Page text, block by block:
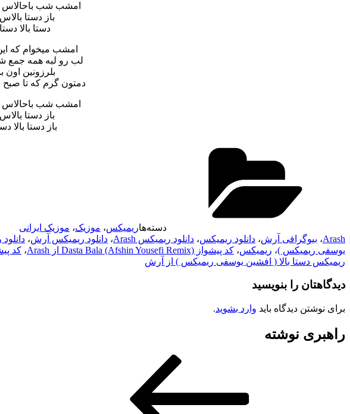
امشب شب باحالاس کف
باز دستا
دستا بالا
امشب میخوام که
لب رو لبه همه جمع
بلرزونین
دمتون گرم که تا
امشب شب باحالاس کف
باز دستا
باز دستا بالا
دسته‌هاریمیکس، موزیک، موزیک ایرانی
Arash، بیوگرافی آرش، دانلود ریمیکس، دانلود ریمیکس Arash ، دانلود ریمیکس آرش،
یوسفی ریمیکس )، ریمیکس، کد پیشواز Dasta Bala (Afshin Yousefi Remix) از Arash ، کد
ریمیکس دستا بالا ( افشین یوسفی ریمیکس ) از آرش
دیدگاهتان را بنویسید
برای نوشتن دیدگاه باید وارد بشوید.
راهبری نوشته